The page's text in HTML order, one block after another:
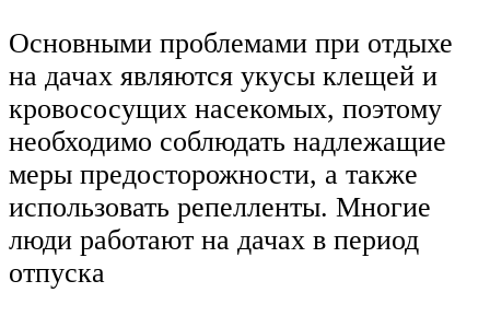
Основными проблемами при отдыхе
на дачах являются укусы клещей и
кровососущих насекомых, поэтому
необходимо соблюдать надлежащие
меры предосторожности, а также
использовать репелленты. Многие
люди работают на дачах в период
отпуска